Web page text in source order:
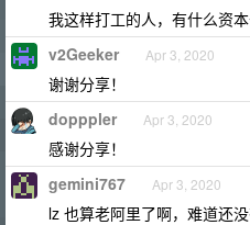
我这样打工的人，有什么资本
v2Geeker Apr 3, 2020
谢谢分享！
dopppler Apr 3, 2020
感谢分享！
gemini767 Apr 3, 2020
lz 也算老阿里了啊，难道还